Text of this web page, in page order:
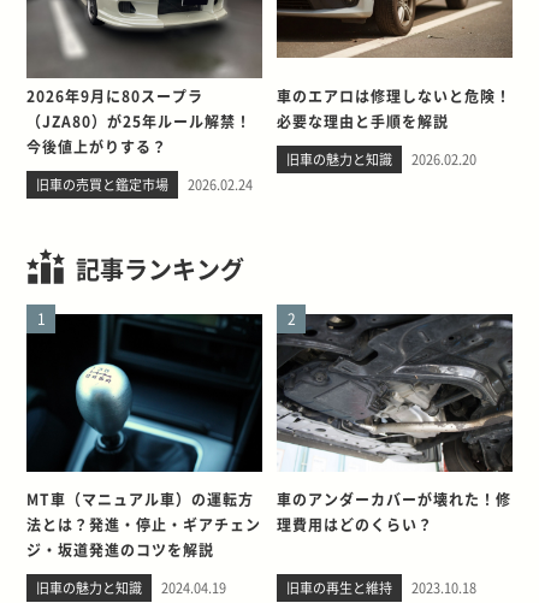
2026年9月に80スープラ
（JZA80）が25年ルール解禁！
今後値上がりする？
旧車の売買と鑑定市場 2026.02.24
車のエアロは修理しないと危険！
必要な理由と手順を解説
旧車の魅力と知識 2026.02.20
記事ランキング
1
MT車（マニュアル車）の運転方
法とは？発進・停止・ギアチェン
ジ・坂道発進のコツを解説
旧車の魅力と知識 2024.04.19
2
車のアンダーカバーが壊れた！修
理費用はどのくらい？
旧車の再生と維持 2023.10.18